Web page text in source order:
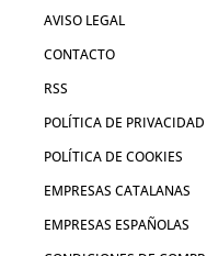
AVISO LEGAL
CONTACTO
RSS
POLÍTICA DE PRIVACIDAD
POLÍTICA DE COOKIES
EMPRESAS CATALANAS
EMPRESAS ESPAÑOLAS